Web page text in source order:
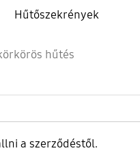
Hűtőszekrények
hűtés
a szerződéstől.